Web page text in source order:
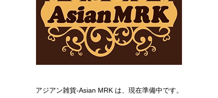
アジアン雑貨-Asian MRK は、現在準備中です。